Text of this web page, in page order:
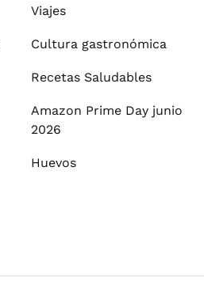
Viajes
Cultura gastronómica
Recetas Saludables
Amazon Prime Day junio
2026
Huevos